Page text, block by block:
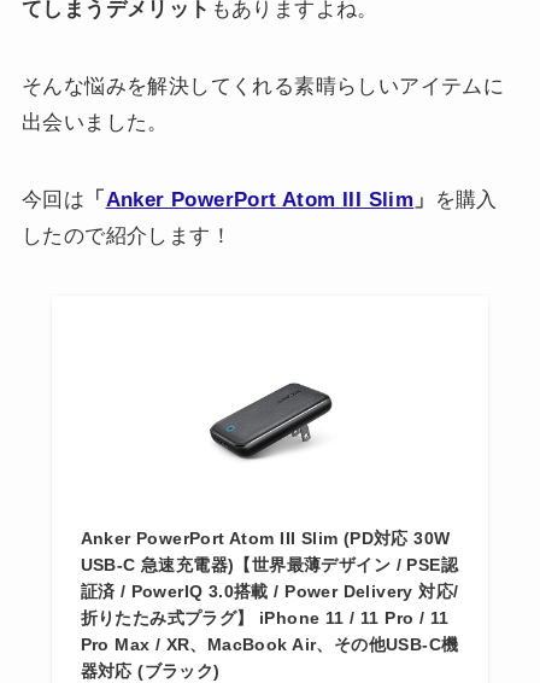
てしまうデメリット もありますよね。
そんな悩みを解決してくれる素晴らしいアイテムに
出会いました。
今回は 「 Anker PowerPort Atom III Slim 」
を購入
したので紹介します！
Anker PowerPort Atom III Slim (PD対応 30W
USB-C 急速充電器)【世界最薄デザイン / PSE認
証済 / PowerIQ 3.0搭載 / Power Delivery 対応/
折りたたみ式プラグ】 iPhone 11 / 11 Pro / 11
Pro Max / XR、MacBook Air、その他USB-C機
器対応 (ブラック)